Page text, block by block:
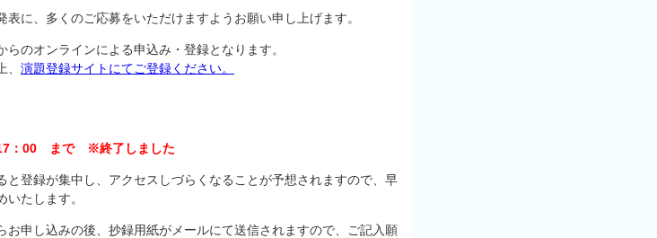
表に、多くのご応募をいただけますようお願い申し上げます。
らのオンラインによる申込み・登録となります。
演題登録サイトにてご登録ください。
：00 まで ※終了しました
と登録が集中し、アクセスしづらくなることが予想されますので、早
たします。
お申し込みの後、抄録用紙がメールにて送信されますので、ご記入願